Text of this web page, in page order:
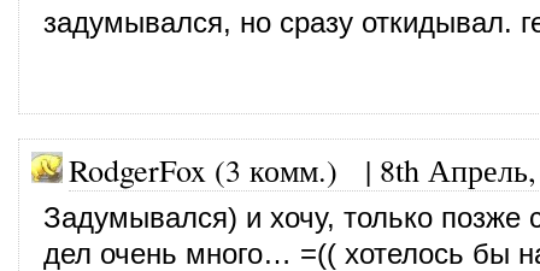
задумывался, но сразу откидывал.
RodgerFox (3 комм.) | 8th
Задумывался) и хочу, только позже
дел очень много… =(( хотелось бы